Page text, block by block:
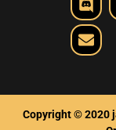
Copyright © 2020